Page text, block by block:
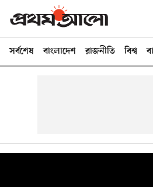
সর্বশেষ বাংলাদেশ রাজনীতি বিশ্ব